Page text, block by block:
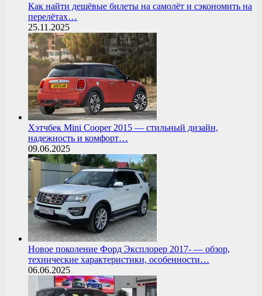
Как найти дешёвые билеты на самолёт и сэкономить на
перелётах…
25.11.2025
Хэтчбек Mini Cooper 2015 — стильный дизайн,
надежность и комфорт…
09.06.2025
Новое поколение Форд Эксплорер 2017- — обзор,
технические характеристики, особенности…
06.06.2025